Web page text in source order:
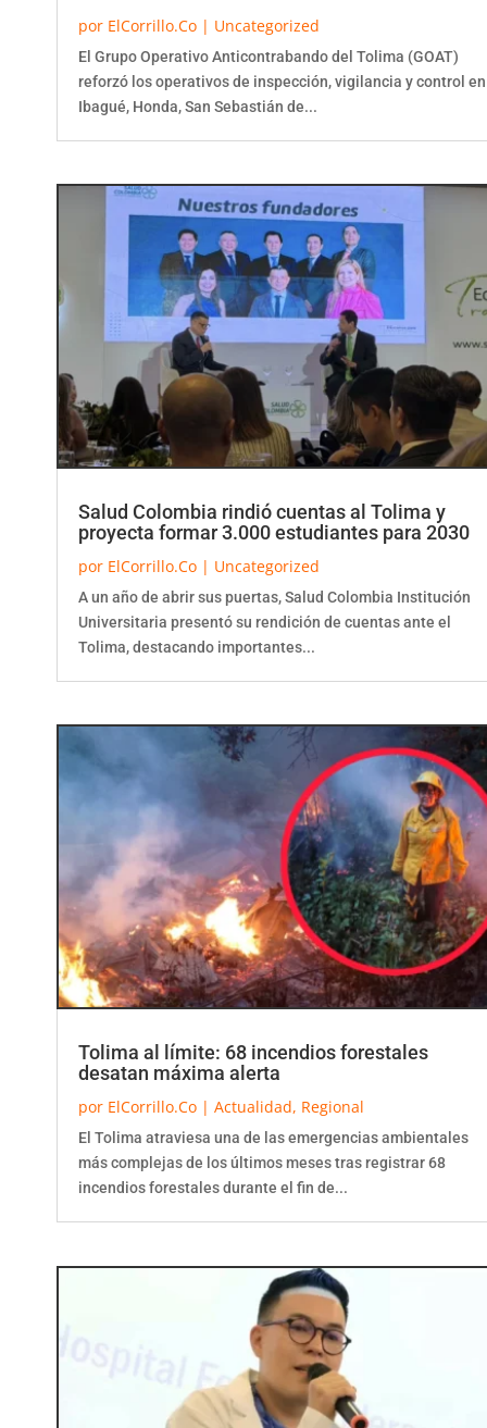
por ElCorrillo.Co | Uncategorized
El Grupo Operativo Anticontrabando del Tolima (GOAT)
reforzó los operativos de inspección, vigilancia y control en
Ibagué, Honda, San Sebastián de...
Salud Colombia rindió cuentas al Tolima y
proyecta formar 3.000 estudiantes para 2030
por ElCorrillo.Co | Uncategorized
A un año de abrir sus puertas, Salud Colombia Institución
Universitaria presentó su rendición de cuentas ante el
Tolima, destacando importantes...
Tolima al límite: 68 incendios forestales
desatan máxima alerta
por ElCorrillo.Co | Actualidad, Regional
El Tolima atraviesa una de las emergencias ambientales
más complejas de los últimos meses tras registrar 68
incendios forestales durante el fin de...